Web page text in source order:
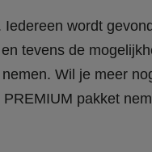
wordt
tevens de
Wil je meer
PREMIUM pakket